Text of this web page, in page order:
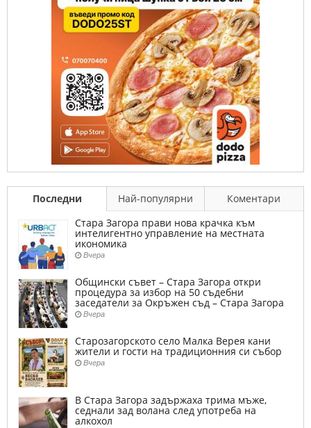
Последни Най-популярни
Коментари
Стара Загора прави нова крачка към
интелигентно управление на местната
икономика
Вчера
Общински съвет – Стара Загора откри
процедура за избор на 50 съдебни
заседатели за Окръжен съд – Стара Загора
Вчера
Старозагорското село Малка Верея кани
жители и гости на традиционния си събор
Вчера
В Стара Загора задържаха трима мъже,
седнали зад волана след употреба на
алкохол